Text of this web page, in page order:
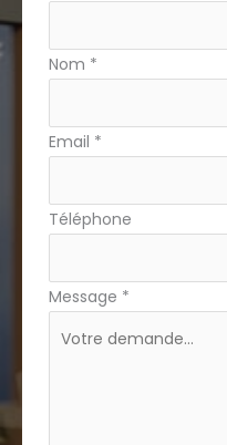
avec
téléphone
Nom *
Email *
Téléphone
Message *